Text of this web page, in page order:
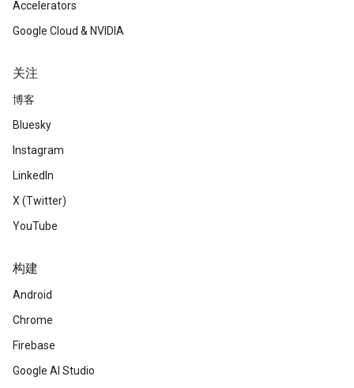
Accelerators
Google Cloud & NVIDIA
关注
博客
Bluesky
Instagram
LinkedIn
X (Twitter)
YouTube
构建
Android
Chrome
Firebase
Google AI Studio